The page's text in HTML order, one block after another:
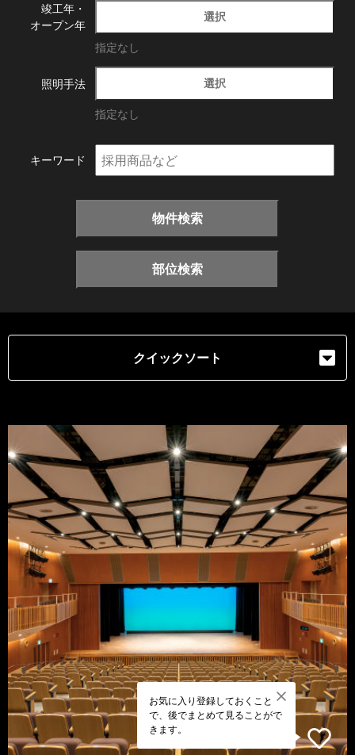
竣工年・
オープン年
選択
指定なし
照明手法 選択
指定なし
キーワード
物件検索
部位検索
クイックソート
お気に入り登録しておくこと
で、後でまとめて見ることがで
きます。